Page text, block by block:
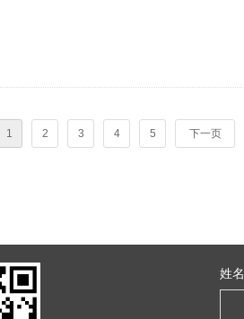
1 2 3 4 5 下一页
姓名